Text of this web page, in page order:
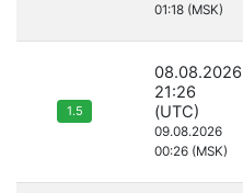
01:18 (MSK)
1.5
08.08.2026
21:26
(UTC)
09.08.2026
00:26 (MSK)